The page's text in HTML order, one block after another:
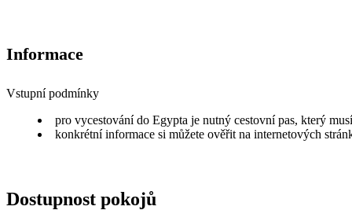
Informace
Vstupní podmínky
pro vycestování do Egypta je nutný cestovní pas, který
konkrétní informace si můžete ověřit na internetových
Dostupnost pokojů